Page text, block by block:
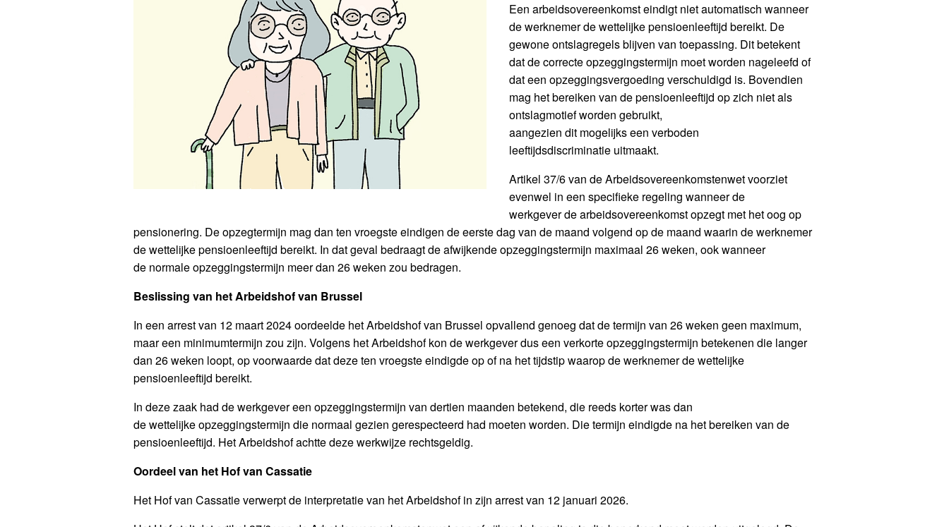
Een arbeidsovereenkomst eindigt niet automatisch wanneer
de werknemer de wettelijke pensioenleeftijd bereikt. De
gewone ontslagregels blijven van toepassing. Dit betekent
dat de correcte opzeggingstermijn moet worden nageleefd of
dat een opzeggingsvergoeding verschuldigd is. Bovendien
mag het bereiken van de pensioenleeftijd op zich niet als
ontslagmotief worden gebruikt,
aangezien dit mogelijks een verboden
leeftijdsdiscriminatie uitmaakt.
Artikel 37/6 van de Arbeidsovereenkomstenwet voorziet
evenwel in een specifieke regeling wanneer de
werkgever de arbeidsovereenkomst opzegt met het oog op
pensionering. De opzegtermijn mag dan ten vroegste eindigen de eerste dag van de maand volgend op de maand waarin de werknemer
de wettelijke pensioenleeftijd bereikt. In dat geval bedraagt de afwijkende opzeggingstermijn maximaal 26 weken, ook wanneer
de normale opzeggingstermijn meer dan 26 weken zou bedragen.
Beslissing van het Arbeidshof van Brussel
In een arrest van 12 maart 2024 oordeelde het Arbeidshof van Brussel opvallend genoeg dat de termijn van 26 weken geen maximum,
maar een minimumtermijn zou zijn. Volgens het Arbeidshof kon de werkgever dus een verkorte opzeggingstermijn betekenen die langer
dan 26 weken loopt, op voorwaarde dat deze ten vroegste eindigde op of na het tijdstip waarop de werknemer de wettelijke
pensioenleeftijd bereikt.
In deze zaak had de werkgever een opzeggingstermijn van dertien maanden betekend, die reeds korter was dan
de wettelijke opzeggingstermijn die normaal gezien gerespecteerd had moeten worden. Die termijn eindigde na het bereiken van de
pensioenleeftijd. Het Arbeidshof achtte deze werkwijze rechtsgeldig.
Oordeel van het Hof van Cassatie
Het Hof van Cassatie verwerpt de interpretatie van het Arbeidshof in zijn arrest van 12 januari 2026.